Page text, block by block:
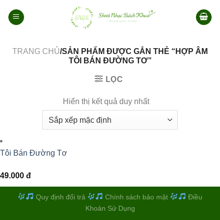
qua
TRANG CHỦ/SẢN PHẨM ĐƯỢC GẮN THẺ “HỢP ÂM
TÔI BÁN ĐƯỜNG TƠ”
LỌC
Hiển thị kết quả duy nhất
Tôi Bán Đường Tơ
49.000 đ
Quy định đổi trả Chính sách bảo mật
Điều
Khoản Sử Dụng